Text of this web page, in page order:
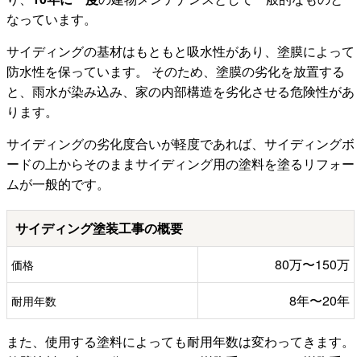
なっています。
サイディングの基材はもともと吸水性があり、塗膜によって
防水性を保っています。 そのため、塗膜の劣化を放置する
と、雨水が染み込み、家の内部構造を劣化させる危険性があ
ります。
サイディングの劣化度合いが軽度であれば、サイディングボ
ードの上からそのままサイディング用の塗料を塗るリフォー
ムが一般的です。
サイディング塗装工事の概要
価格 80万〜150万
耐用年数 8年〜20年
また、使用する塗料によっても耐用年数は変わってきます。